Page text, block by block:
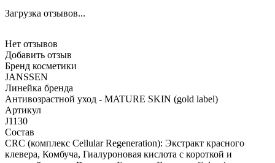
Загрузка отзывов...
Нет отзывов
Добавить отзыв
Бренд косметики
JANSSEN
Линейка бренда
Антивозрастной уход - MATURE SKIN (gold label)
Артикул
J1130
Состав
CRC (комплекс Cellular Regeneration): Экстракт красного
клевера, Комбуча, Гиалуроновая кислота с короткой и